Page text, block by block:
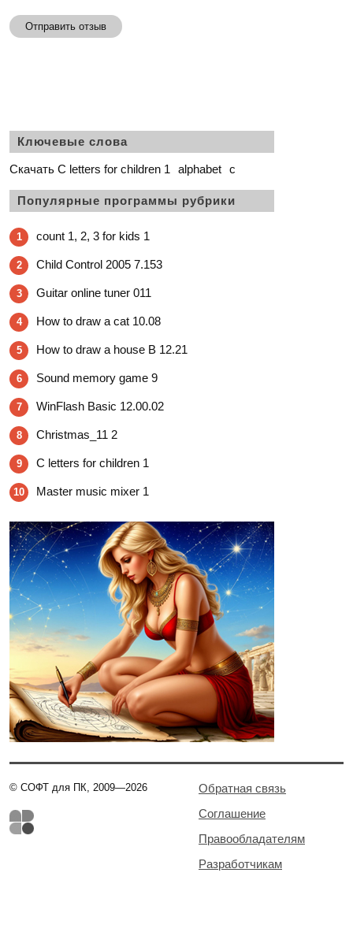
Отправить отзыв
Ключевые слова
Скачать C letters for children 1 alphabet c
Популярные программы рубрики
1 count 1, 2, 3 for kids 1
2 Child Control 2005 7.153
3 Guitar online tuner 011
4 How to draw a cat 10.08
5 How to draw a house B 12.21
6 Sound memory game 9
7 WinFlash Basic 12.00.02
8 Christmas_11 2
9 C letters for children 1
10 Master music mixer 1
© СОФТ для ПК, 2009—2026
Обратная связь
Соглашение
Правообладателям
Разработчикам